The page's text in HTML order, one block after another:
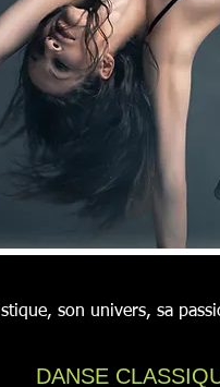
son univers, sa
DANSE